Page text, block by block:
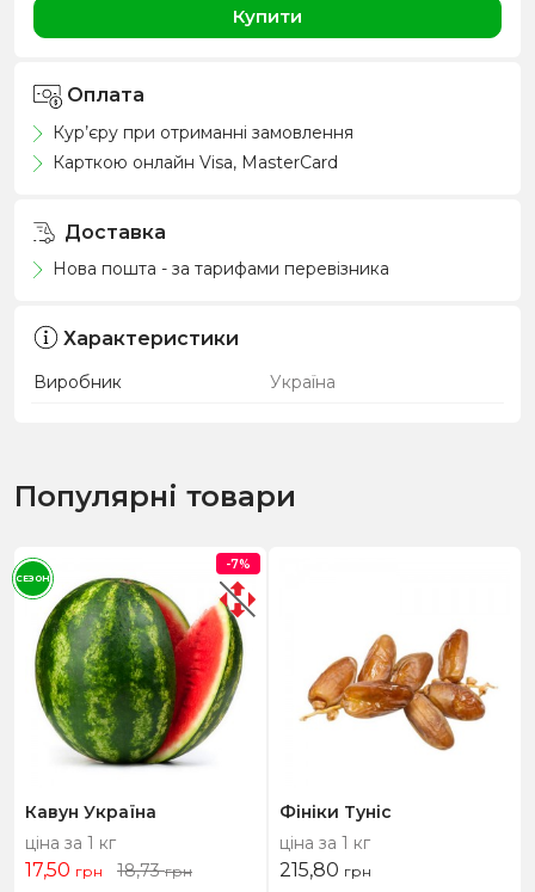
Купити
Оплата
Кур’єру при отриманні замовлення
Карткою онлайн Visa, MasterCard
Доставка
Нова пошта - за тарифами перевізника
Характеристики
Виробник Україна
Популярні товари
Кавун Україна
ціна за 1 кг
17,50 грн 18,73грн
-7%
СЕЗОН
Фініки Туніс
ціна за 1 кг
215,80 грн